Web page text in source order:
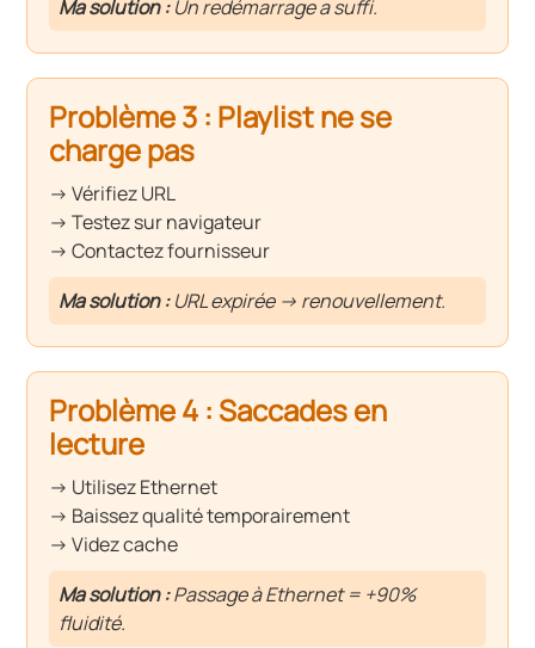
Ma solution :Un redémarrage a suffi.
Problème 3 : Playlist ne se
charge pas
→ Vérifiez URL
→ Testez sur navigateur
→ Contactez fournisseur
Ma solution :URL expirée → renouvellement.
Problème 4 : Saccades en
lecture
→ Utilisez Ethernet
→ Baissez qualité temporairement
→ Videz cache
Ma solution :Passage à Ethernet = +90%
fluidité.